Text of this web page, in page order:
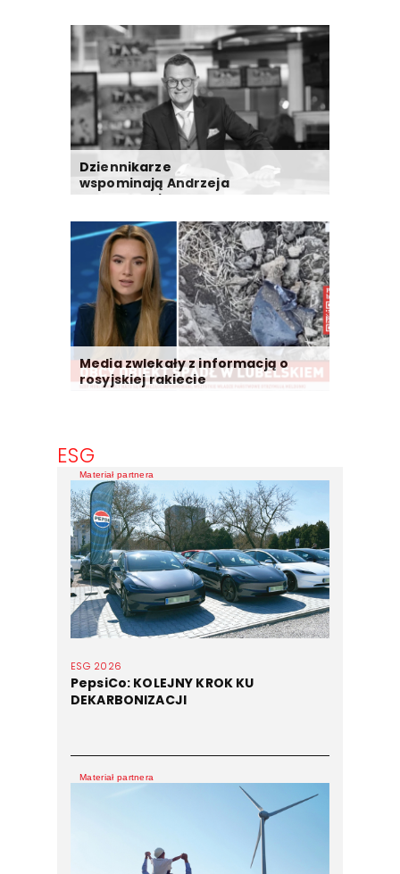
Dziennikarze
wspominają Andrzeja
Morozowskiego
Media zwlekały z informacją o
rosyjskiej rakiecie
ESG
ESG 2026
PepsiCo: KOLEJNY KROK KU
DEKARBONIZACJI
Materiał partnera
Materiał partnera